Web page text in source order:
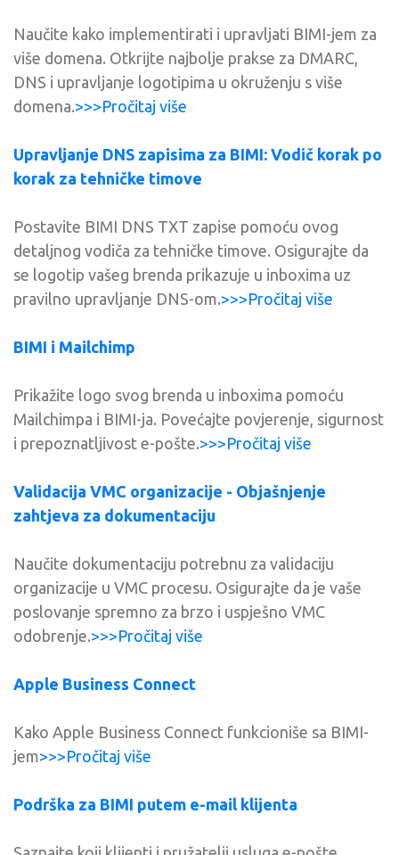
Naučite kako implementirati i upravljati BIMI-jem za
više domena. Otkrijte najbolje prakse za DMARC,
DNS i upravljanje logotipima u okruženju s više
domena.>>>Pročitaj više
Upravljanje DNS zapisima za BIMI: Vodič korak po
korak za tehničke timove
Postavite BIMI DNS TXT zapise pomoću ovog
detaljnog vodiča za tehničke timove. Osigurajte da
se logotip vašeg brenda prikazuje u inboxima uz
pravilno upravljanje DNS-om.>>>Pročitaj više
BIMI i Mailchimp
Prikažite logo svog brenda u inboxima pomoću
Mailchimpa i BIMI-ja. Povećajte povjerenje, sigurnost
i prepoznatljivost e-pošte.>>>Pročitaj više
Validacija VMC organizacije - Objašnjenje
zahtjeva za dokumentaciju
Naučite dokumentaciju potrebnu za validaciju
organizacije u VMC procesu. Osigurajte da je vaše
poslovanje spremno za brzo i uspješno VMC
odobrenje.>>>Pročitaj više
Apple Business Connect
Kako Apple Business Connect funkcioniše sa BIMI-
jem>>>Pročitaj više
Podrška za BIMI putem e-mail klijenta